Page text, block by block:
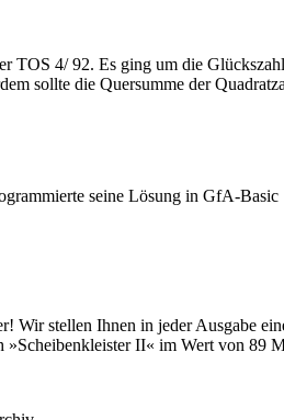
TOS 4/ 92. Es ging um die
sollte die Quersumme der
seine Lösung in GfA-Basic
Wir stellen Ihnen in jeder Ausgabe
II« im Wert von 89